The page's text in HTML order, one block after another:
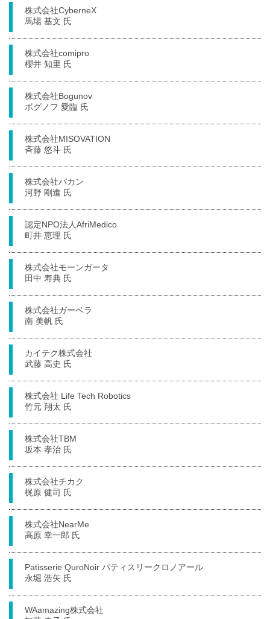
株式会社CyberneX
馬場 基文 氏
株式会社comipro
櫻井 知里 氏
株式会社Bogunov
ボグノフ 愛臨 氏
株式会社MISOVATION
斉藤 悠斗 氏
株式会社バカン
河野 剛進 氏
認定NPO法人AfriMedico
町井 恵理 氏
株式会社モーンガータ
田中 寿典 氏
株式会社ガーベラ
南 美帆 氏
カイテク株式会社
武藤 高史 氏
株式会社 Life Tech Robotics
竹元 翔太 氏
株式会社TBM
坂本 孝治 氏
株式会社チカク
梶原 健司 氏
株式会社NearMe
高原 幸一郎 氏
Patisserie QuroNoir パティスリークロノアール
永堀 浩矢 氏
WAamazing株式会社